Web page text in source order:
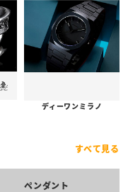
ディーワンミラノ
すべて見る
ペンダント